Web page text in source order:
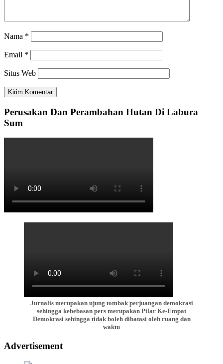
Nama *
Email *
Situs Web
Perusakan Dan Perambahan Hutan Di Labura
Sum
Jurnalis merupakan ujung tombak perjuangan demokrasi
sehingga kebebasan pers merupakan Pilar Ke-Empat
Demokrasi sehingga tidak boleh dibatasi oleh ruang dan
waktu
Advertisement